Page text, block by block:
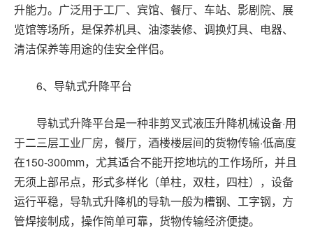
升能力。广泛用于工厂、宾馆、餐厅、车站、影剧院、展
览馆等场所，是保养机具、油漆装修、调换灯具、电器、
清洁保养等用途的佳安全伴侣。
6、导轨式升降平台
导轨式升降平台是一种非剪叉式液压升降机械设备·用
于二三层工业厂房，餐厅，酒楼楼层间的货物传输·低高度
在150-300mm，尤其适合不能开挖地坑的工作场所，并且
无须上部吊点，形式多样化（单柱，双柱，四柱），设备
运行平稳，导轨式升降机的导轨一般为槽钢、工字钢，方
管焊接制成，操作简单可靠，货物传输经济便捷。